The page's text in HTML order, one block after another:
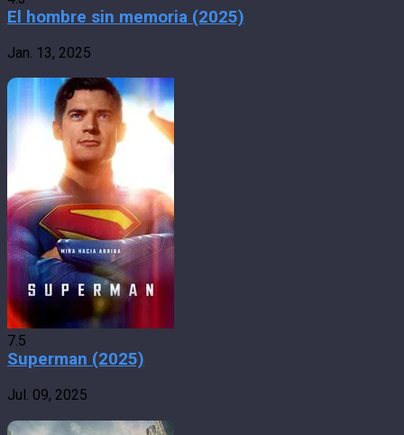
El hombre sin memoria (2025)
Jan. 13, 2025
7.5
Superman (2025)
Jul. 09, 2025